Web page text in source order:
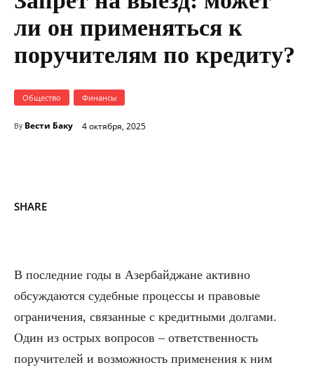
ли он применяться к
поручителям по кредиту?
Общество Финансы
By Вести Баку 4 октября, 2025
SHARE
В последние годы в Азербайджане активно
обсуждаются судебные процессы и правовые
ограничения, связанные с кредитными долгами.
Один из острых вопросов – ответственность
поручителей и возможность применения к ним